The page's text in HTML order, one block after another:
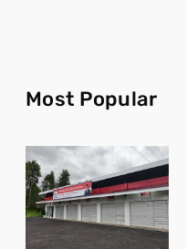
Most Popular